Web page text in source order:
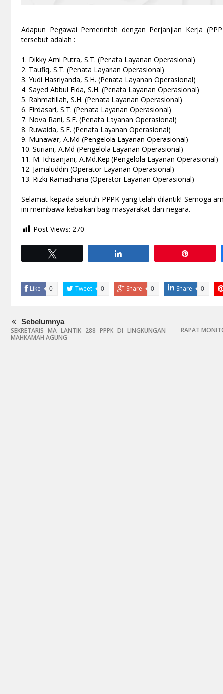
Adapun Pegawai Pemerintah dengan Perjanjian Kerja
tersebut adalah :
1. Dikky Ami Putra, S.T. (Penata Layanan Operasional)
2. Taufiq, S.T. (Penata Layanan Operasional)
3. Yudi Hasriyanda, S.H. (Penata Layanan Operasional)
4. Sayed Abbul Fida, S.H. (Penata Layanan Operasional)
5. Rahmatillah, S.H. (Penata Layanan Operasional)
6. Firdasari, S.T. (Penata Layanan Operasional)
7. Nova Rani, S.E. (Penata Layanan Operasional)
8. Ruwaida, S.E. (Penata Layanan Operasional)
9. Munawar, A.Md (Pengelola Layanan Operasional)
10. Suriani, A.Md (Pengelola Layanan Operasional)
11. M. Ichsanjani, A.Md.Kep (Pengelola Layanan Operasional)
12. Jamaluddin (Operator Layanan Operasional)
13. Rizki Ramadhana (Operator Layanan Operasional)
Selamat kepada seluruh PPPK yang telah dilantik! Semoga
ini membawa kebaikan bagi masyarakat dan negara.
Post Views: 270
Like 0 Tweet 0 Share 0 Share 0
Sebelumnya
SEKRETARIS MA LANTIK 288 PPPK DI LINGKUNGAN
MAHKAMAH AGUNG
RAPAT